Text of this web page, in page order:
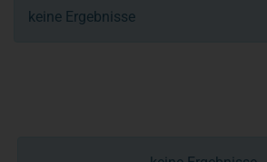
keine Ergebnisse